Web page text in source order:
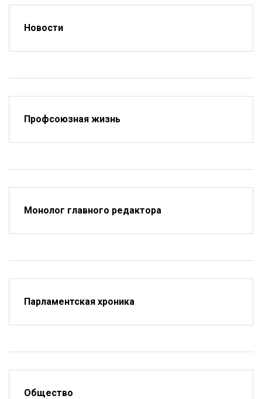
Новости
Профсоюзная жизнь
Монолог главного редактора
Парламентская хроника
Общество